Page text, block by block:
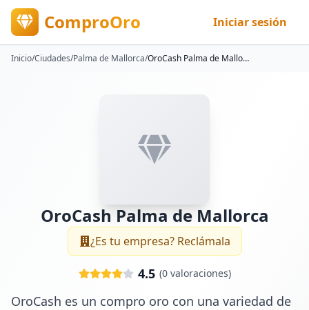
ComproOro Iniciar sesión
Inicio/Ciudades/Palma de Mallorca/ OroCash Palma de Mallorca
OroCash Palma de Mallorca
¿Es tu empresa? Reclámala
4.5 (0valoraciones)
OroCash es un compro oro con una variedad de